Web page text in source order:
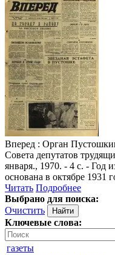
Вперед : Орган
Совета депутатов
января., 1970. - 4 с. - Год
основана в октябре 1931
Читать Подробнее
Выбрано для поиска:
Очистить
Ключевые слова:
газеты